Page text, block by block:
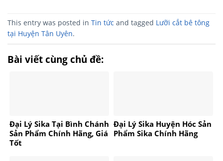
This entry was posted in Tin tức and tagged Lưỡi cắt bê tông
tại Huyện Tân Uyên.
Bài viết cùng chủ đề:
Đại Lý Sika Tại Bình Chánh
Sản Phẩm Chính Hãng, Giá
Tốt
Đại Lý Sika Huyện Hóc Sản
Phẩm Sika Chính Hãng